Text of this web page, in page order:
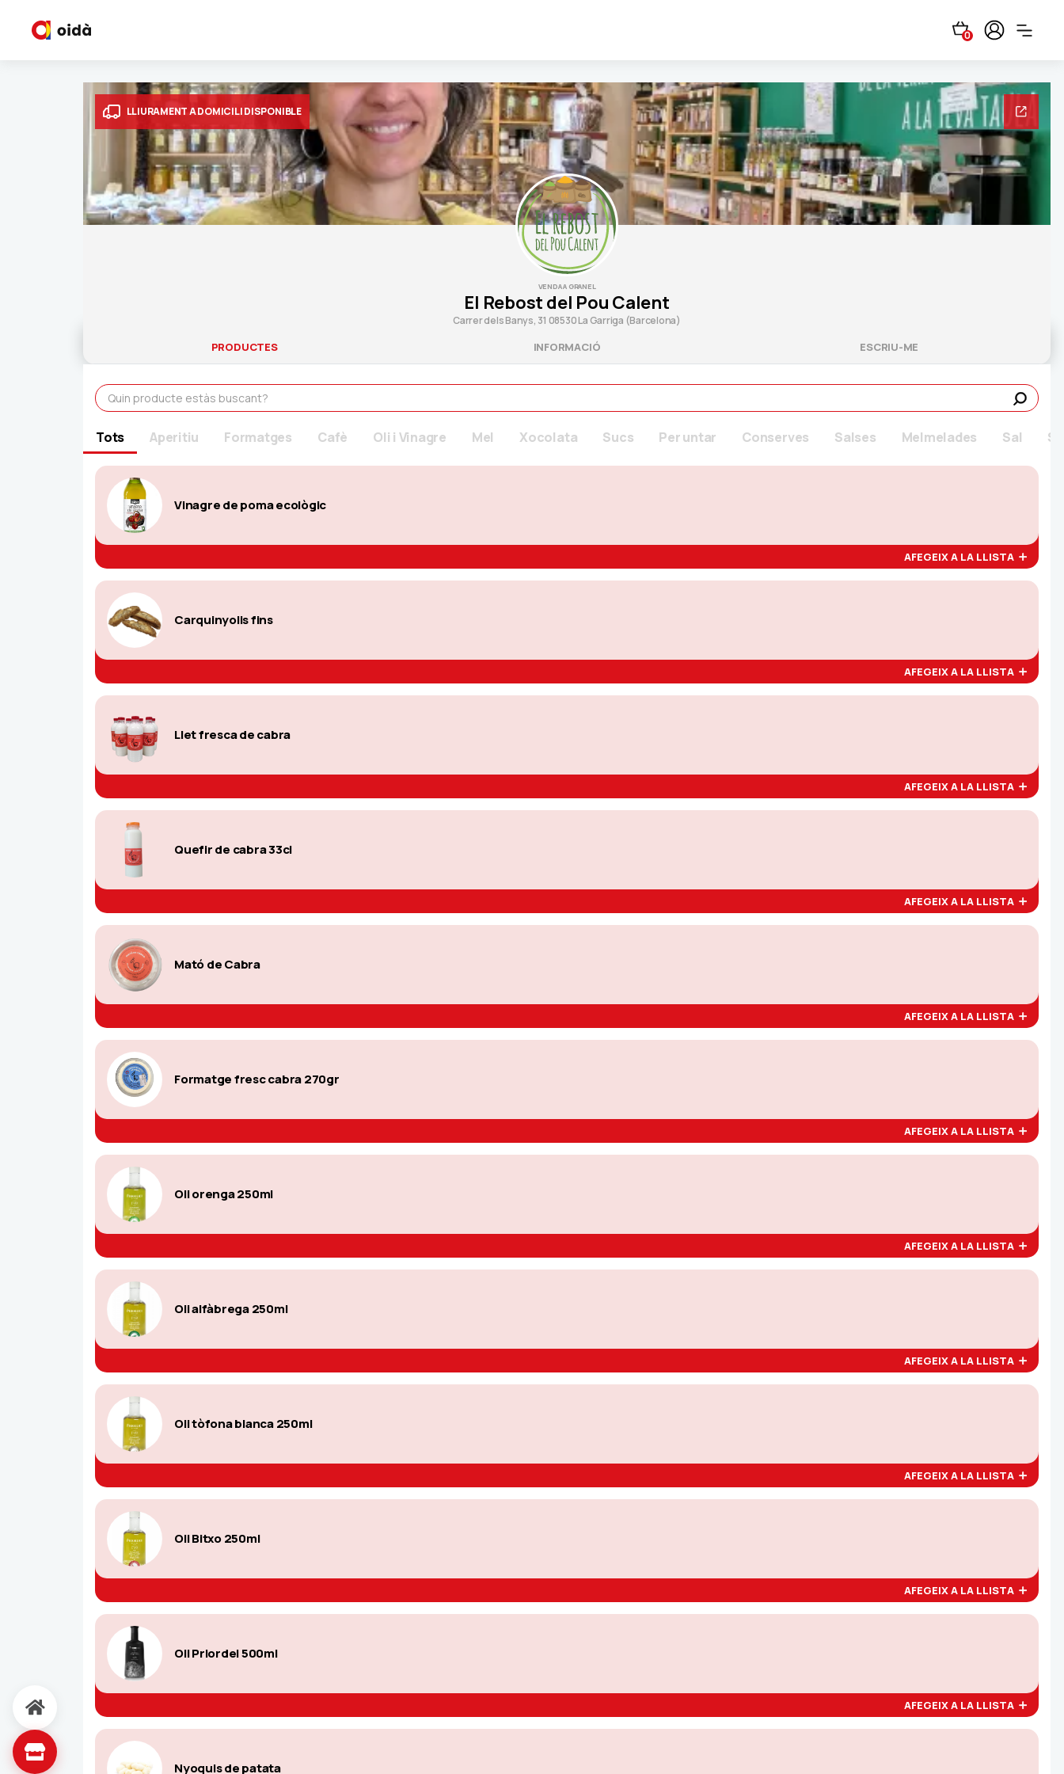
0
LLIURAMENT A DOMICILI DISPONIBLE
VENDA A GRANEL
El Rebost del Pou Calent
Carrer dels Banys, 31 08530 La Garriga (Barcelona)
PRODUCTES INFORMACIÓ ESCRIU-ME
Tots Aperitiu Formatges Cafè Oli i Vinagre Mel Xocolata Sucs Per untar Conserves Salses Melmelades Sal
Vinagre de poma ecològic
AFEGEIX A LA LLISTA
Carquinyolis fins
AFEGEIX A LA LLISTA
Llet fresca de cabra
AFEGEIX A LA LLISTA
Quefir de cabra 33cl
AFEGEIX A LA LLISTA
Mató de Cabra
AFEGEIX A LA LLISTA
Formatge fresc cabra 270gr
AFEGEIX A LA LLISTA
Oli orenga 250ml
AFEGEIX A LA LLISTA
Oli alfàbrega 250ml
AFEGEIX A LA LLISTA
Oli tòfona blanca 250ml
AFEGEIX A LA LLISTA
Oli Bitxo 250ml
AFEGEIX A LA LLISTA
Oli Priordei 500ml
AFEGEIX A LA LLISTA
Nyoquis de patata